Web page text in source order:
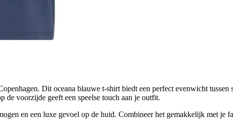
Dit oceana blauwe t-shirt biedt een perfect evenwicht
voorzijde geeft een speelse touch aan je outfit.
en een luxe gevoel op de huid. Combineer het gemakkelijk met je